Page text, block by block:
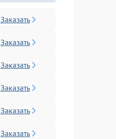
Заказать
Заказать
Заказать
Заказать
Заказать
Заказать